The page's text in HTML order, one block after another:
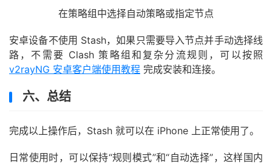
在策略组中选择自动策略或指定节点
安卓设备不使用 Stash，如果只需要导入节点并手动选择线
路，不需要 Clash 策略组和复杂分流规则，可以按照
v2rayNG 安卓客户端使用教程 完成安装和连接。
六、总结
完成以上操作后，Stash 就可以在 iPhone 上正常使用了。
日常使用时，可以保持“规则模式”和“自动选择”，这样国内